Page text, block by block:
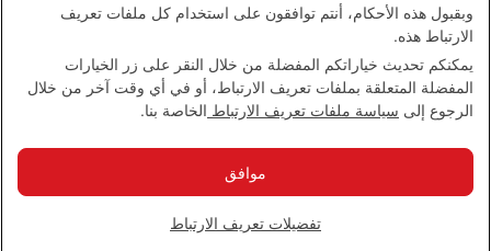
بيان إمكانية الدخول
اتصل بنا
سياسة الخصوصية
الشروط والأحكام
سياسة ملفات تعريف الارتباط
بيان الشفافية بموجب قانون مكافحة العبودية الحديثة
وبقبول هذه الأحكام، أنتم توافقون على استخدام كل ملفات تعريف
الارتباط هذه.
يمكنكم تحديث خياراتكم المفضلة من خلال النقر على زر الخيارات
المفضلة المتعلقة بملفات تعريف الارتباط، أو في أي وقت آخر من خلال
الرجوع إلى سياسة ملفات تعريف الارتباط الخاصة بنا.
تفضيلات تعريف الارتباط
موافق